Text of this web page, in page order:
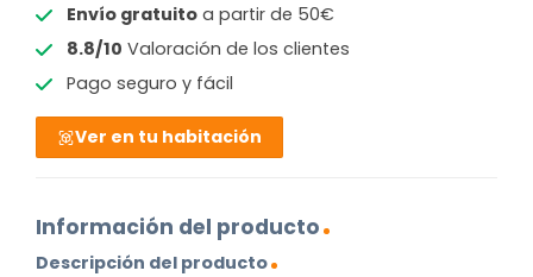
Envío gratuitoa partir de 50€
8.8/10 Valoración de los clientes
Pago seguro y fácil
Ver en tu habitación
Información del producto
Descripción del producto